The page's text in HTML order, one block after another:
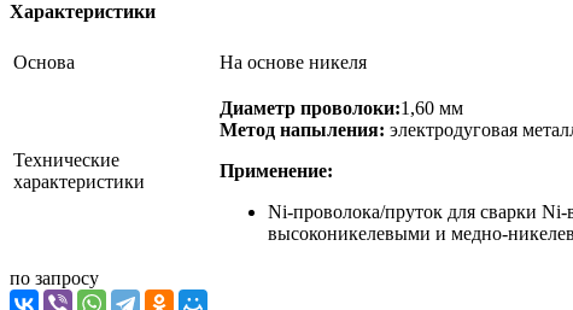
Характеристики
Основа На основе никеля
Технические
характеристики
Диаметр проволоки:1,60 мм
Метод напыления: электродуговая
Применение:
Ni-проволока/пруток для сварки
высоконикелевыми и медно-
по запросу